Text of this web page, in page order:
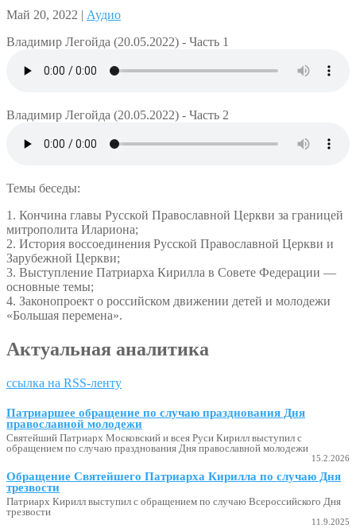
Май 20, 2022 | Аудио
Владимир Легойда (20.05.2022) - Часть 1
Владимир Легойда (20.05.2022) - Часть 2
Темы беседы:
1. Кончина главы Русской Православной Церкви за границей
митрополита Илариона;
2. История воссоединения Русской Православной Церкви и
Зарубежной Церкви;
3. Выступление Патриарха Кирилла в Совете Федерации —
основные темы;
4. Законопроект о российском движении детей и молодежи
«Большая перемена».
Актуальная аналитика
ссылка на RSS-ленту
Патриаршее обращение по случаю празднования Дня
православной молодежи
Святейший Патриарх Московский и всея Руси Кирилл выступил с
обращением по случаю празднования Дня православной молодежи
15.2.2026
Обращение Святейшего Патриарха Кирилла по случаю Дня
трезвости
Патриарх Кирилл выступил с обращением по случаю Всероссийского Дня
трезвости
11.9.2025